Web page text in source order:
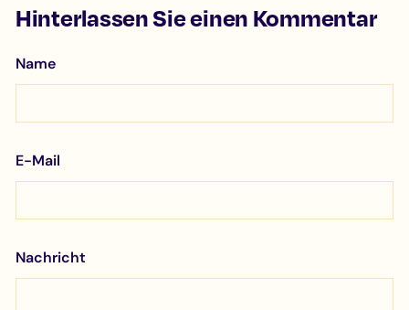
Hinterlassen Sie einen Kommentar
Name
E-Mail
Nachricht